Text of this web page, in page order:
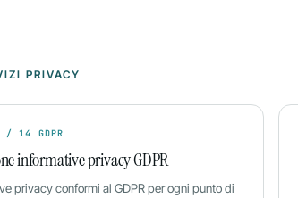
PRIVACY
/ 14 GDPR
informative privacy GDPR
privacy conformi al GDPR per ogni punto di